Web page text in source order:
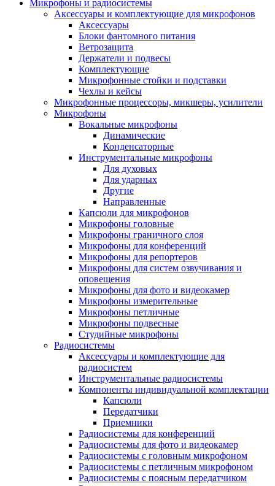
Микрофоны и радиосистемы
Аксессуары и комплектующие для микрофонов
Аксессуары
Блоки фантомного питания
Ветрозащита
Держатели и подвесы
Комплектующие
Микрофонные стойки и подставки
Чехлы и кейсы
Микрофонные процессоры, микшеры, усилители
Микрофоны
Вокальные микрофоны
Динамические
Конденсаторные
Инструментальные микрофоны
Для духовых
Для ударных
Другие
Направленные
Капсюли для микрофонов
Микрофоны головные
Микрофоны граничного слоя
Микрофоны для конференций
Микрофоны для репортеров
Микрофоны для систем озвучивания и
оповещения
Микрофоны для фото и видеокамер
Микрофоны измерительные
Микрофоны петличные
Микрофоны подвесные
Студийные микрофоны
Радиосистемы
Аксессуары и комплектующие для
радиосистем
Инструментальные радиосистемы
Компоненты индивидуальной комплектации
Капсюли
Передатчики
Приемники
Радиосистемы для конференций
Радиосистемы для фото и видеокамер
Радиосистемы с головным микрофоном
Радиосистемы с петличным микрофоном
Радиосистемы с поясным передатчиком